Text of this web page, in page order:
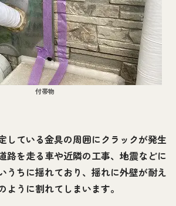
付帯物
している金具の周囲にクラックが発生
路を走る車や近隣の工事、地震などに
うちに揺れており、揺れに外壁が耐え
ように割れてしまいます。